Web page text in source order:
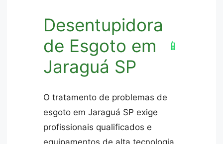
Desentupidora
de Esgoto em
Jaraguá SP
📱
O tratamento de problemas de
esgoto em Jaraguá SP exige
profissionais qualificados e
equipamentos de alta tecnologia.